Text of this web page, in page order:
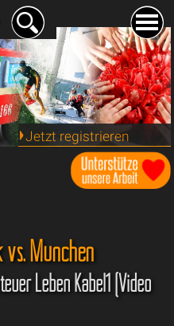
Jetzt registrieren
München
Leben Kabel1 (Video